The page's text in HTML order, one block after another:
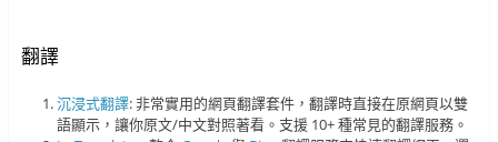
翻譯
沉浸式翻譯: 非常實用的網頁翻譯套件，翻譯時直接在原網頁以雙
語顯示，讓你原文/中文對照著看。支援 10+ 種常見的翻譯服務。